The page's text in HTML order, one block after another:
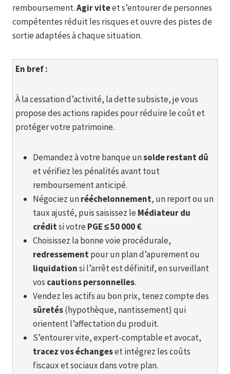
remboursement.Agir viteet s’entourer de personnes
compétentes réduit les risques et ouvre des pistes de
sortie adaptées à chaque situation.
En bref :
À la cessation d’activité, la dette subsiste, je vous
propose des actions rapides pour réduire le coût et
protéger votre patrimoine.
Demandez à votre banque unsolde restant dû
et vérifiez les pénalités avant tout
remboursement anticipé.
Négociez unrééchelonnement, un report ou un
taux ajusté, puis saisissez le Médiateur du
créditsi votre PGE ≤ 50 000 €.
Choisissez la bonne voie procédurale,
redressementpour un plan d’apurement ou
liquidationsi l’arrêt est définitif, en surveillant
vos cautions personnelles.
Vendez les actifs au bon prix, tenez compte des
sûretés(hypothèque, nantissement) qui
orientent l’affectation du produit.
S’entourer vite, expert-comptable et avocat,
tracez vos échangeset intégrez les coûts
fiscaux et sociaux dans votre plan.